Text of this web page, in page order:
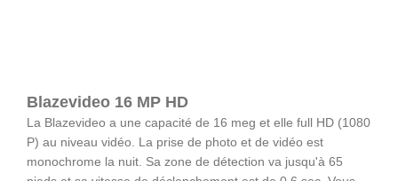
Blazevideo 16 MP HD
La Blazevideo a une capacité de 16 meg et elle full HD (1080
P) au niveau vidéo. La prise de photo et de vidéo est
monochrome la nuit. Sa zone de détection va jusqu'à 65